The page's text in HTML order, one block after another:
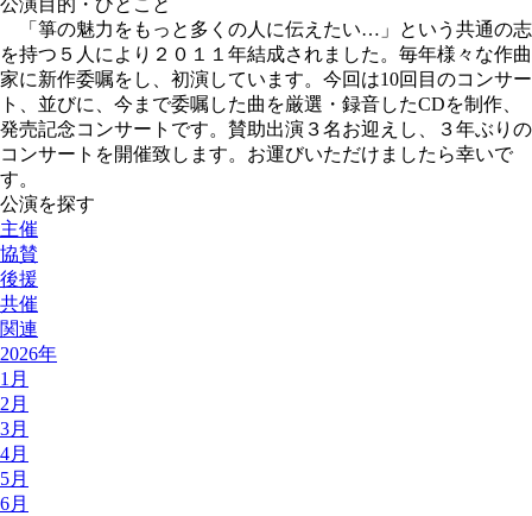
公演目的・ひとこと
「箏の魅力をもっと多くの人に伝えたい…」という共通の志
を持つ５人により２０１１年結成されました。毎年様々な作曲
家に新作委嘱をし、初演しています。今回は10回目のコンサー
ト、並びに、今まで委嘱した曲を厳選・録音したCDを制作、
発売記念コンサートです。賛助出演３名お迎えし、３年ぶりの
コンサートを開催致します。お運びいただけましたら幸いで
す。
公演を探す
主催
協賛
後援
共催
関連
2026年
1月
2月
3月
4月
5月
6月